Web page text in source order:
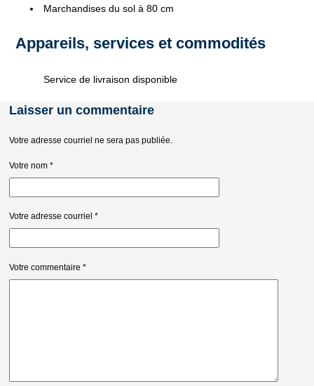
Marchandises du sol à 80 cm
Appareils, services et commodités
Service de livraison disponible
Laisser un commentaire
Votre adresse courriel ne sera pas publiée.
Votre nom *
Votre adresse courriel *
Votre commentaire *